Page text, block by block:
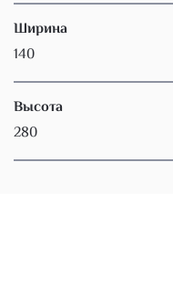
Ширина
140
Высота
280